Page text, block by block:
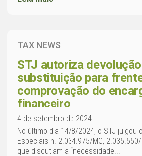
TAX NEWS
STJ autoriza
substituição para
comprovação do
financeiro
4 de setembro de 2024
No último dia 14/8/2024, o STJ julgou
Especiais n. 2.034.975/MG,
que discutiam a “necessidade...